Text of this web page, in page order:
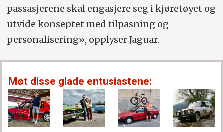
passasjerene skal engasjere seg i kjøretøyet og
utvide konseptet med tilpasning og
personalisering», opplyser Jaguar.
Møt disse glade entusiastene: